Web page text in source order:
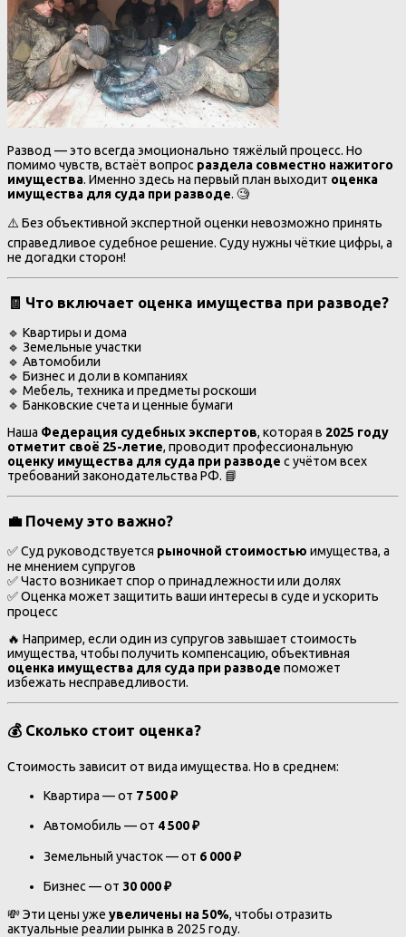
Развод — это всегда эмоционально тяжёлый процесс. Но
помимо чувств, встаёт вопрос раздела совместно нажитого
имущества. Именно здесь на первый план выходит оценка
имущества для суда при разводе. 🧐
⚠️ Без объективной экспертной оценки невозможно принять
справедливое судебное решение. Суду нужны чёткие цифры, а
не догадки сторон!
🧾 Что включает оценка имущества при разводе?
🔹 Квартиры и дома
🔹 Земельные участки
🔹 Автомобили
🔹 Бизнес и доли в компаниях
🔹 Мебель, техника и предметы роскоши
🔹 Банковские счета и ценные бумаги
Наша Федерация судебных экспертов, которая в 2025 году
отметит своё 25-летие, проводит профессиональную
оценку имущества для суда при разводе с учётом всех
требований законодательства РФ. 📘
💼 Почему это важно?
✅ Суд руководствуется рыночной стоимостью имущества, а
не мнением супругов
✅ Часто возникает спор о принадлежности или долях
✅ Оценка может защитить ваши интересы в суде и ускорить
процесс
🔥 Например, если один из супругов завышает стоимость
имущества, чтобы получить компенсацию, объективная
оценка имущества для суда при разводе поможет
избежать несправедливости.
💰 Сколько стоит оценка?
Стоимость зависит от вида имущества. Но в среднем:
Квартира — от 7 500 ₽
Автомобиль — от 4 500 ₽
Земельный участок — от 6 000 ₽
Бизнес — от 30 000 ₽
💸 Эти цены уже увеличены на 50%, чтобы отразить
актуальные реалии рынка в 2025 году.